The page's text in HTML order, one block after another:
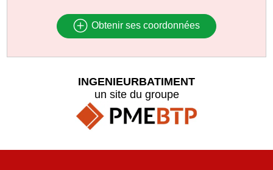
Obtenir ses coordonnées
INGENIEURBATIMENT
un site du groupe